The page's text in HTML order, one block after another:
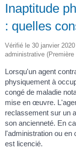
Inaptitude
: quelles
Vérifié le 30 janvier
administrative (Première
Lorsqu'un agent
physiquement à
congé de maladie
mise en œuvre.
reclassement sur un
son ancienneté. En
l'administration ou en
est licencié.